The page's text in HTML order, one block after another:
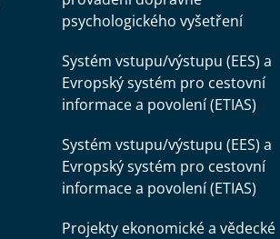
psychologického vyšetření
Systém vstupu/výstupu (EES) a
Evropský systém pro cestovní
informace a povolení (ETIAS)
Systém vstupu/výstupu (EES) a
Evropský systém pro cestovní
informace a povolení (ETIAS)
Projekty ekonomické a vědecké